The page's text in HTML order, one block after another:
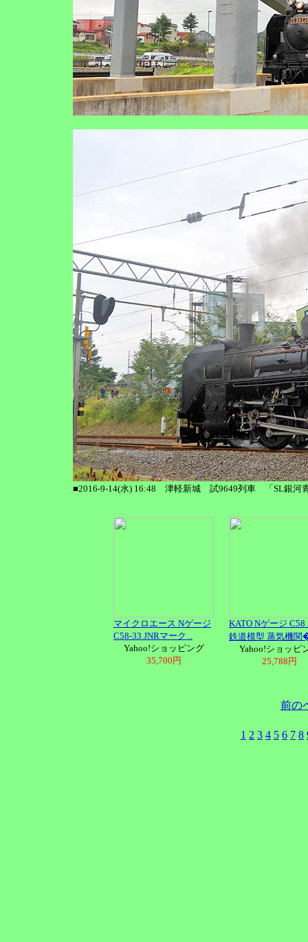
■2016-9-14(水) 16:48 津軽新城 試9649列車 「SL銀河
マイクロエース Nゲージ
C58-33 JNRマーク ..
Yahoo!ショッピング
35,700円
KATO Nゲージ C58
鉄道模型 蒸気機関
Yahoo!ショッピ
25,788円
前の
1 2 3 4 5 6 7 8